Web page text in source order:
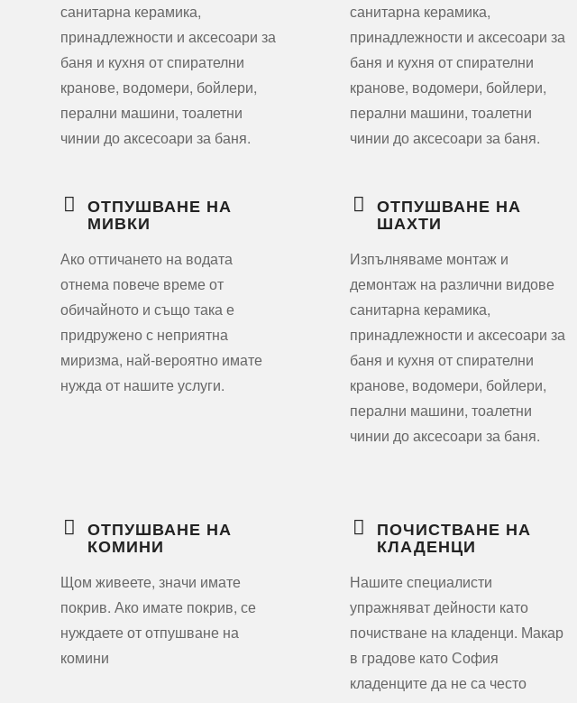
санитарна керамика,
принадлежности и аксесоари за
баня и кухня от спирателни
кранове, водомери, бойлери,
перални машини, тоалетни
чинии до аксесоари за баня.
санитарна керамика,
принадлежности и аксесоари за
баня и кухня от спирателни
кранове, водомери, бойлери,
перални машини, тоалетни
чинии до аксесоари за баня.
ОТПУШВАНЕ НА
МИВКИ
Ако оттичането на водата
отнема повече време от
обичайното и също така е
придружено с неприятна
миризма, най-вероятно имате
нужда от нашите услуги.
ОТПУШВАНЕ НА
ШАХТИ
Изпълняваме монтаж и
демонтаж на различни видове
санитарна керамика,
принадлежности и аксесоари за
баня и кухня от спирателни
кранове, водомери, бойлери,
перални машини, тоалетни
чинии до аксесоари за баня.
ОТПУШВАНЕ НА
КОМИНИ
Щом живеете, значи имате
покрив. Ако имате покрив, се
нуждаете от отпушване на
комини
ПОЧИСТВАНЕ НА
КЛАДЕНЦИ
Нашите специалисти
упражняват дейности като
почистване на кладенци. Макар
в градове като София
кладенците да не са често